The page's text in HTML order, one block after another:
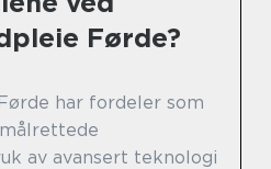
Førde?
har fordeler som
av avansert teknologi